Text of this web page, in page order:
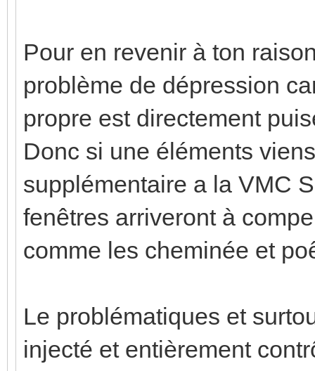
Pour en revenir à ton
problème de dépression
propre est directement
Donc si une éléments
supplémentaire a la VMC
fenêtres arriveront à
comme les cheminée et
Le problématiques et
injecté et entièrement